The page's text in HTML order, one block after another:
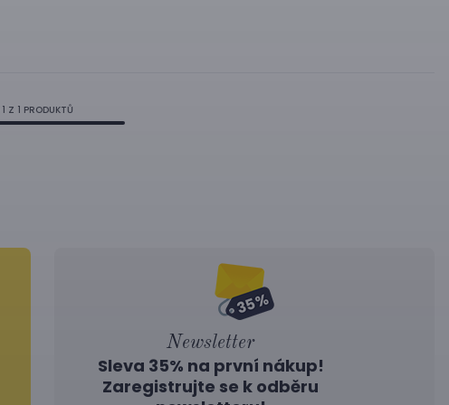
1 Z 1 PRODUKTŮ
Newsletter
Sleva 35% na první nákup!
Zaregistrujte se k odběru